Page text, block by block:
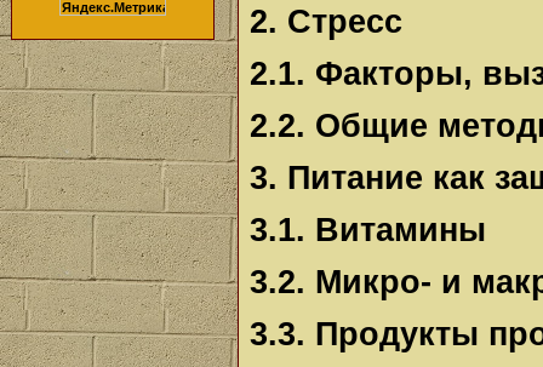
2. Стресс
2.1. Факторы,
2.2. Общие
3. Питание как
3.1. Витамины
3.2. Микро- и
3.3. Продукты